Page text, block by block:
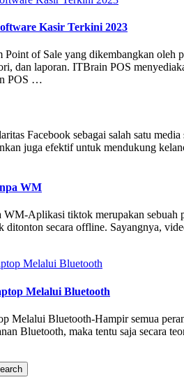
Kasir Terkini 2023
of Sale yang dikembangkan
dan laporan. ITBrain POS
POS …
Facebook sebagai salah satu
juga efektif untuk mendukung
WM
Aplikasi tiktok merupakan
ditonton secara offline. Sayangnya,
Melalui Bluetooth
Bluetooth-Hampir semua
Bluetooth, maka tentu saja secara